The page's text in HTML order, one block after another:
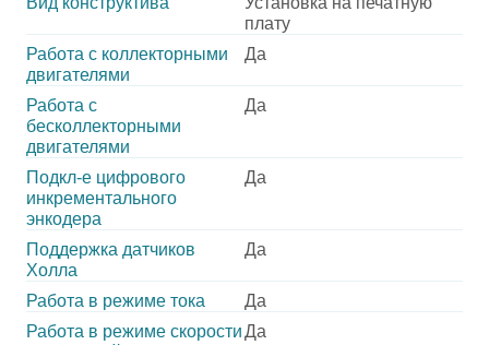
плату
Работа с коллекторными
двигателями
Да
Работа с
бесколлекторными
двигателями
Да
Подкл-е цифрового
инкрементального
энкодера
Да
Поддержка датчиков
Холла
Да
Работа в режиме тока
Да
Работа в режиме скоростиДа